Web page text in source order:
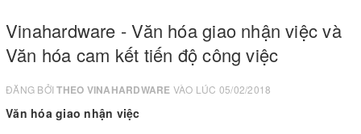
Vinahardware - Văn hóa giao nhận việc và
Văn hóa cam kết tiến độ công việc
ĐĂNG BỞITHEO VINAHARDWARE VÀO LÚC 05/02/2018
Văn hóa giao nhận việc